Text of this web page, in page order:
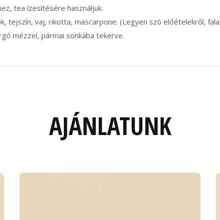
tea ízesítésére használjuk.
tejszín, vaj, rikotta, mascarpone. (Legyen szó előételekről,
mézzel, pármai sonkába tekerve.
AJÁNLATUNK